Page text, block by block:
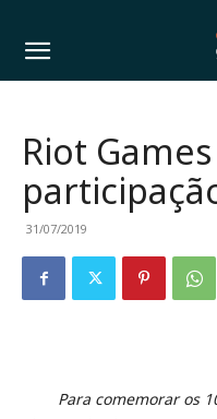
Riot
31/07/2019
Para comemorar os